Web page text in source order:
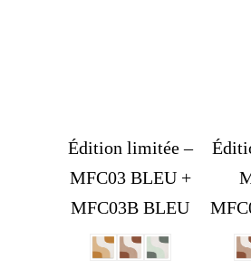
Édition limitée –
MFC03 BLEU +
MFC03B BLEU